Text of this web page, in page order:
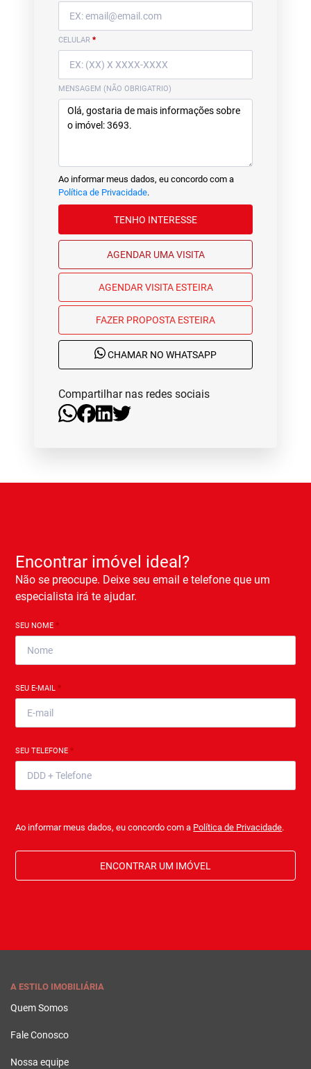
CELULAR *
MENSAGEM (NÃO OBRIGATRIO)
Ao informar meus dados, eu concordo com a
Política de Privacidade.
TENHO INTERESSE
AGENDAR UMA VISITA
AGENDAR VISITA ESTEIRA
FAZER PROPOSTA ESTEIRA
CHAMAR NO WHATSAPP
Compartilhar nas redes sociais
Encontrar imóvel ideal?
Não se preocupe. Deixe seu email e telefone que um
especialista irá te ajudar.
SEU NOME*
SEU E-MAIL*
SEU TELEFONE*
Ao informar meus dados, eu concordo com a Política de Privacidade.
ENCONTRAR UM IMÓVEL
A ESTILO IMOBILIÁRIA
Quem Somos
Fale Conosco
Nossa equipe